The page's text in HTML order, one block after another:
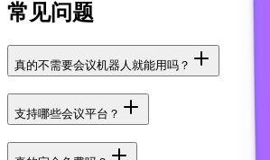
常见问题
真的不需要会议机器人就能用吗？
支持哪些会议平台？